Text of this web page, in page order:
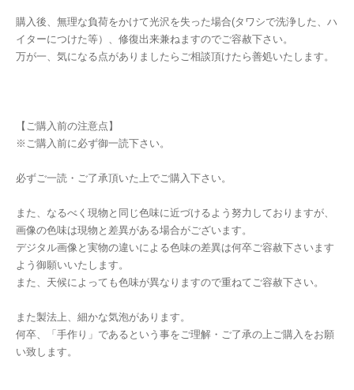
購入後、無理な負荷をかけて光沢を失った場合(タワシで洗浄した、ハ
イターにつけた等）、修復出来兼ねますのでご容赦下さい。
万が一、気になる点がありましたらご相談頂けたら善処いたします。
【ご購入前の注意点】
※ご購入前に必ず御一読下さい。
必ずご一読・ご了承頂いた上でご購入下さい。
また、なるべく現物と同じ色味に近づけるよう努力しておりますが、
画像の色味は現物と差異がある場合がございます。
デジタル画像と実物の違いによる色味の差異は何卒ご容赦下さいます
よう御願いいたします。
また、天候によっても色味が異なりますので重ねてご容赦下さい。
また製法上、細かな気泡があります。
何卒、「手作り」であるという事をご理解・ご了承の上ご購入をお願
い致します。